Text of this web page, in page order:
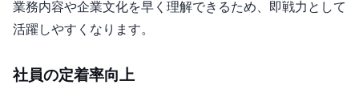
業務内容や企業文化を早く理解できるため、即戦力として
活躍しやすくなります。
社員の定着率向上